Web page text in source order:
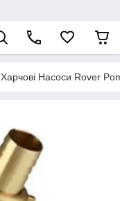
Харчові Насоси Rover